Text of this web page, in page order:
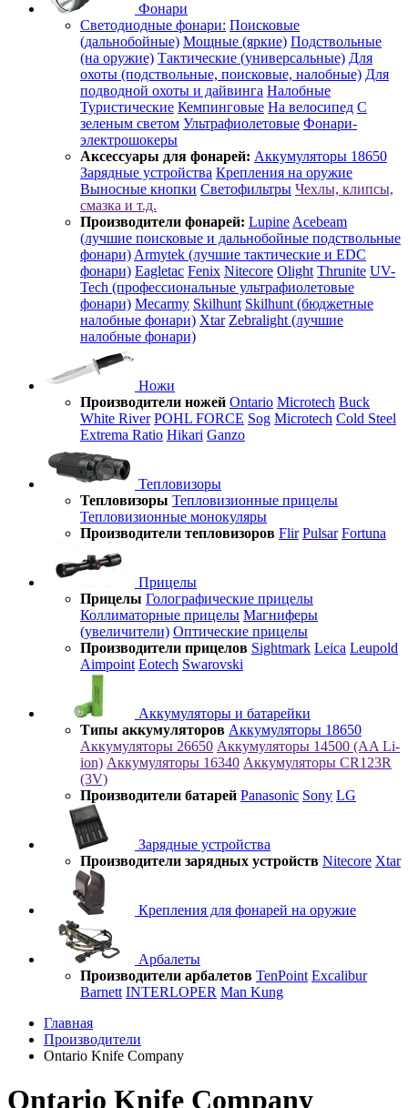
Фонари
Светодиодные фонари: Поисковые
(дальнобойные) Мощные (яркие) Подствольные
(на оружие) Тактические (универсальные) Для
охоты (подствольные, поисковые, налобные) Для
подводной охоты и дайвинга Налобные
Туристические Кемпинговые На велосипед С
зеленым светом Ультрафиолетовые Фонари-
электрошокеры
Аксессуары для фонарей: Аккумуляторы 18650
Зарядные устройства Крепления на оружие
Выносные кнопки Светофильтры Чехлы, клипсы,
смазка и т.д.
Производители фонарей: Lupine Acebeam
(лучшие поисковые и дальнобойные подствольные
фонари) Armytek (лучшие тактические и EDC
фонари) Eagletac Fenix Nitecore Olight Thrunite UV-
Tech (профессиональные ультрафиолетовые
фонари) Mecarmy Skilhunt Skilhunt (бюджетные
налобные фонари) Xtar Zebralight (лучшие
налобные фонари)
Ножи
Производители ножей Ontario Microtech Buck
White River POHL FORCE Sog Microtech Cold Steel
Extrema Ratio Hikari Ganzo
Тепловизоры
Тепловизоры Тепловизионные прицелы
Тепловизионные монокуляры
Производители тепловизоров Flir Pulsar Fortuna
Прицелы
Прицелы Голографические прицелы
Коллиматорные прицелы Магниферы
(увеличители) Оптические прицелы
Производители прицелов Sightmark Leica Leupold
Aimpoint Eotech Swarovski
Аккумуляторы и батарейки
Типы аккумуляторов Аккумуляторы 18650
Аккумуляторы 26650 Аккумуляторы 14500 (AA Li-
ion) Аккумуляторы 16340 Аккумуляторы CR123R
(3V)
Производители батарей Panasonic Sony LG
Зарядные устройства
Производители зарядных устройств Nitecore Xtar
Крепления для фонарей на оружие
Арбалеты
Производители арбалетов TenPoint Excalibur
Barnett INTERLOPER Man Kung
Главная
Производители
Ontario Knife Company
Ontario Knife Company